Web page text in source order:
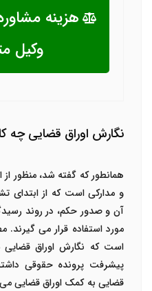
هزینه
وکیل
نگارش اوراق قضایی چه
همانطور که گفته شد، منظور از
و مدارکی است که از ابتدای
آن و صدور حکم، در روند
مورد استفاده قرار می گیرند.
است که نگارش اوراق
پیشرفت پرونده حقوقی
قضایی به کمک اوراق قضایی می